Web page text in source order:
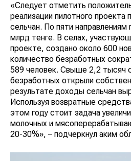
«Следует отметить
реализации пилотного
сельчан. По пяти
млрд тенге. В селах,
проекте, создано около 600
количество безработных
589 человек. Свыше 2,2 тысяч
безработных открыли
результате доходы сельчан
Используя возвратные
этом году стоит задача
молочных и
20-30%», – подчеркнул аким